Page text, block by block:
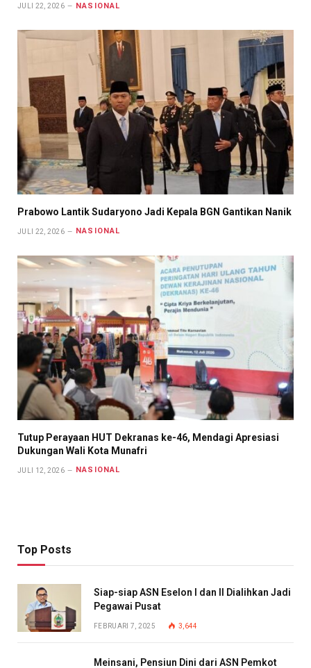
JULI 22, 2026 NASIONAL
Prabowo Lantik Sudaryono Jadi Kepala BGN Gantikan Nanik
JULI 22, 2026 NASIONAL
Tutup Perayaan HUT Dekranas ke-46, Mendagi Apresiasi
Dukungan Wali Kota Munafri
JULI 12, 2026 NASIONAL
Top Posts
Siap-siap ASN Eselon I dan II Dialihkan Jadi
Pegawai Pusat
FEBRUARI 7, 2025 3,644
Meinsani, Pensiun Dini dari ASN Pemkot